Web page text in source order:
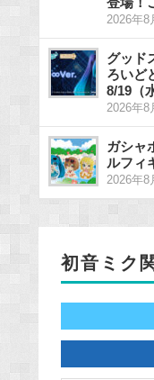
2026年8
グッド
ろいど
8/19（
2026年8
ガシャ
ルフィ
2026年8
初音ミク